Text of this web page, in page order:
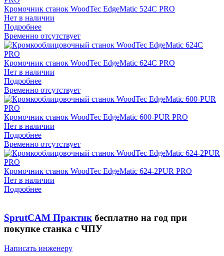
Кромочник станок WoodTec EdgeMatic 524С PRO
Нет в наличии
Подробнее
Временно отсутствует
Кромочник станок WoodTec EdgeMatic 624С PRO
Нет в наличии
Подробнее
Временно отсутствует
Кромочник станок WoodTec EdgeMatic 600-PUR PRO
Нет в наличии
Подробнее
Временно отсутствует
Кромочник станок WoodTec EdgeMatic 624-2PUR PRO
Нет в наличии
Подробнее
SprutCAM Практик бесплатно на год при
покупке станка с ЧПУ
Написать инженеру